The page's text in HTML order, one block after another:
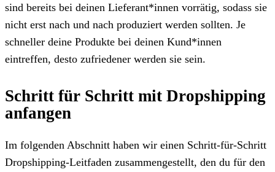
sind bereits bei deinen Lieferant*innen vorrätig, sodass sie
nicht erst nach und nach produziert werden sollten. Je
schneller deine Produkte bei deinen Kund*innen
eintreffen, desto zufriedener werden sie sein.
Schritt für Schritt mit Dropshipping
anfangen
Im folgenden Abschnitt haben wir einen Schritt-für-Schritt
Dropshipping-Leitfaden zusammengestellt, den du für den